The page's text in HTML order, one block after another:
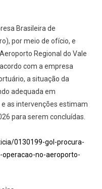
Brasileira de
por meio de ofício, e
Regional do Vale
com a empresa
a situação da
adequada em
as intervenções estimam
para serem concluídas.
0130199-gol-procura-
no-aeroporto-